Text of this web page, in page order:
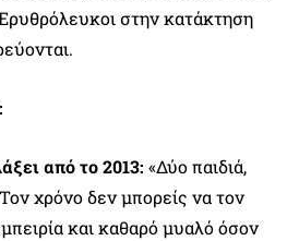
στην κατάκτηση
από το 2013: «Δύο παιδιά,
χρόνο δεν μπορείς να τον
και καθαρό μυαλό όσον